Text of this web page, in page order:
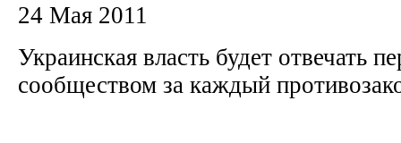
24 Мая 2011
Украинская власть будет отвечать
сообществом за каждый